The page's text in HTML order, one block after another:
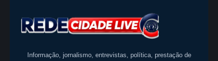
Informação, jornalismo, entrevistas, política, prestação de